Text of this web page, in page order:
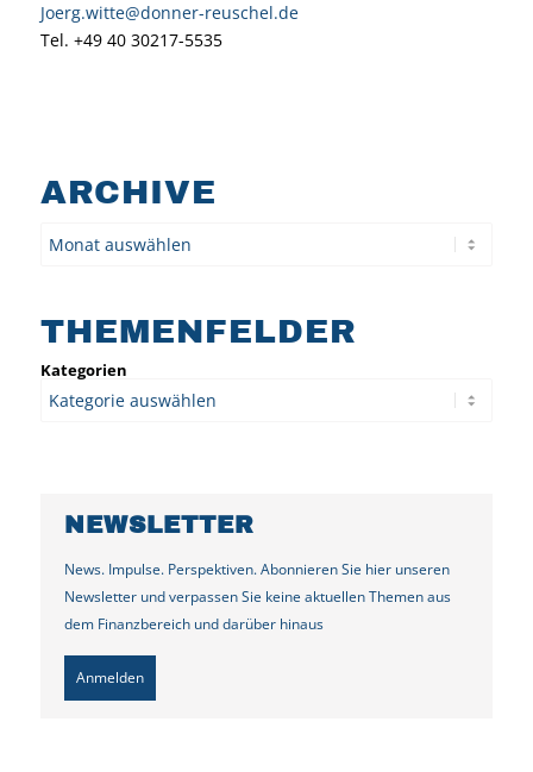
Joerg.witte@donner-reuschel.de
Tel. +49 40 30217-5535
ARCHIVE
THEMENFELDER
Kategorien
NEWSLETTER
News. Impulse. Perspektiven. Abonnieren Sie hier unseren
Newsletter und verpassen Sie keine aktuellen Themen aus
dem Finanzbereich und darüber hinaus
Anmelden